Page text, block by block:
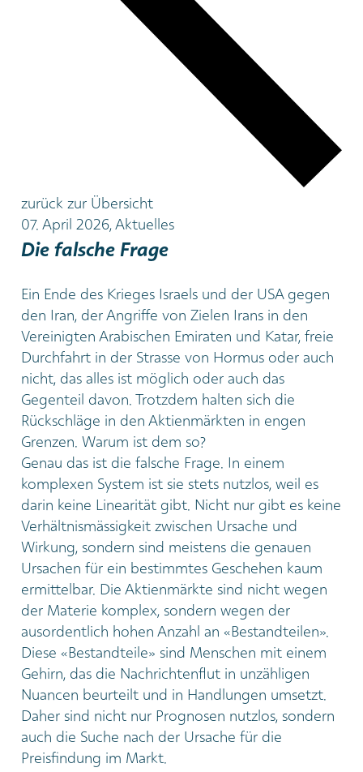
zurück zur Übersicht
07. April 2026, Aktuelles
Die falsche Frage
Ein Ende des Krieges Israels und der USA gegen
den Iran, der Angriffe von Zielen Irans in den
Vereinigten Arabischen Emiraten und Katar, freie
Durchfahrt in der Strasse von Hormus oder auch
nicht, das alles ist möglich oder auch das
Gegenteil davon. Trotzdem halten sich die
Rückschläge in den Aktienmärkten in engen
Grenzen. Warum ist dem so?
Genau das ist die falsche Frage. In einem
komplexen System ist sie stets nutzlos, weil es
darin keine Linearität gibt. Nicht nur gibt es keine
Verhältnismässigkeit zwischen Ursache und
Wirkung, sondern sind meistens die genauen
Ursachen für ein bestimmtes Geschehen kaum
ermittelbar. Die Aktienmärkte sind nicht wegen
der Materie komplex, sondern wegen der
ausordentlich hohen Anzahl an «Bestandteilen».
Diese «Bestandteile» sind Menschen mit einem
Gehirn, das die Nachrichtenflut in unzähligen
Nuancen beurteilt und in Handlungen umsetzt.
Daher sind nicht nur Prognosen nutzlos, sondern
auch die Suche nach der Ursache für die
Preisfindung im Markt.